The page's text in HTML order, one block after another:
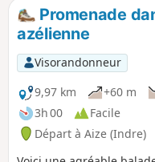
vous vous promènerez
Fouzon et dans les
Ruines.
Promenade
azélienne
Visorandonneur
9,97 km
+60 m
3h 00
Facile
Départ à Aize (Indre)